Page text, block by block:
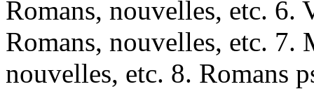
Romans, nouvelles, etc.
Romans, nouvelles, etc.
nouvelles, etc. 8. Romans